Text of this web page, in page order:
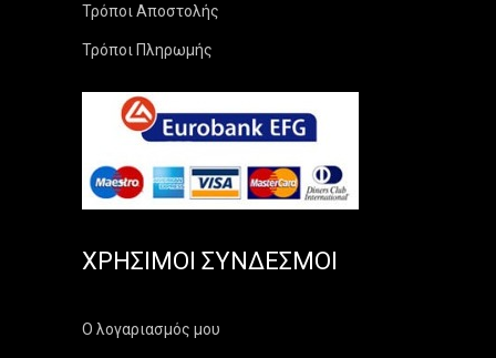
Τρόποι Αποστολής
Τρόποι Πληρωμής
ΧΡΉΣΙΜΟΙ ΣΎΝΔΕΣΜΟΙ
Ο λογαριασμός μου